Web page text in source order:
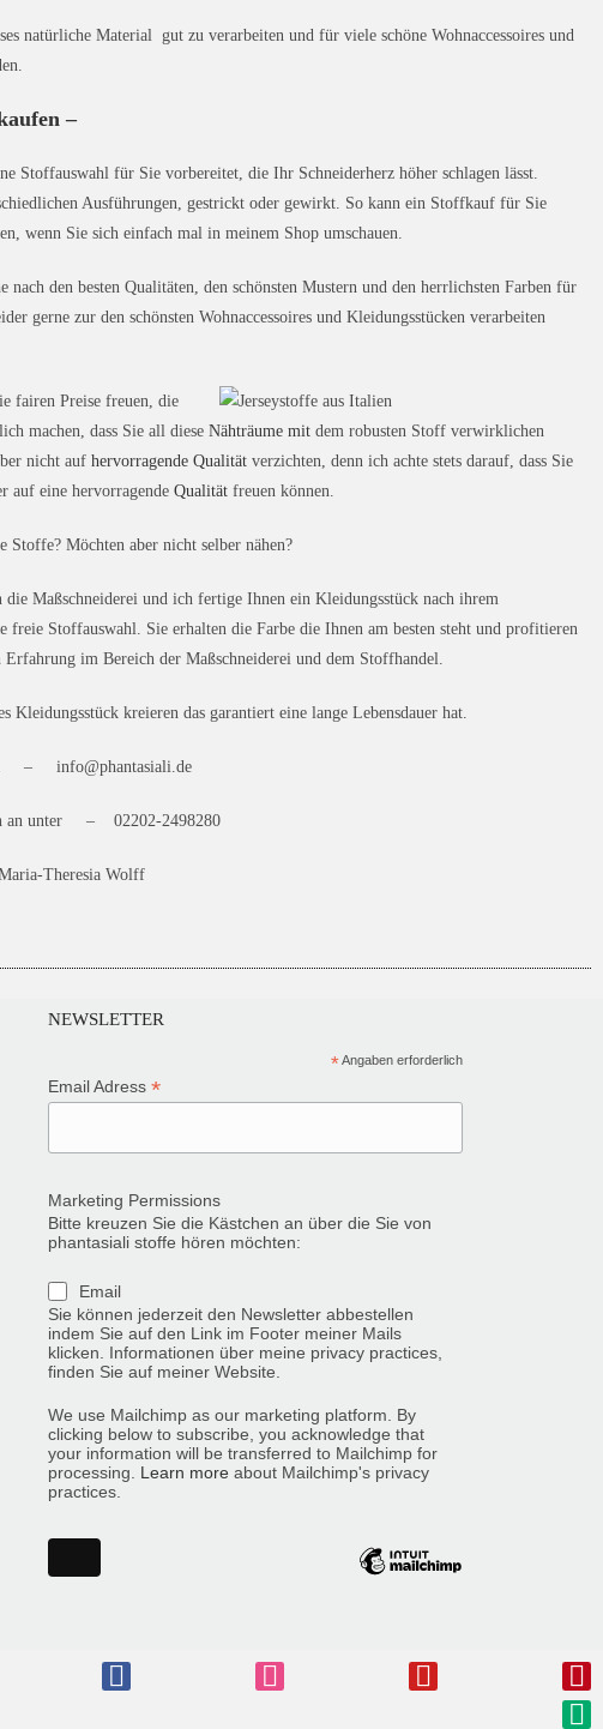
natürliche Material gut zu verarbeiten und für viele schöne Wohnaccessoires und
–
Stoffauswahl für Sie vorbereitet, die Ihr Schneiderherz höher schlagen lässt.
Ausführungen, gestrickt oder gewirkt. So kann ein Stoffkauf für Sie
wenn Sie sich einfach mal in meinem Shop umschauen.
nach den besten Qualitäten, den schönsten Mustern und den herrlichsten Farben für
gerne zur den schönsten Wohnaccessoires und Kleidungsstücken verarbeiten
fairen Preise freuen, die
machen, dass Sie all diese Nähträume mit dem robusten Stoff verwirklichen
nicht auf hervorragende Qualität verzichten, denn ich achte stets darauf, dass Sie
auf eine hervorragende Qualität freuen können.
Stoffe? Möchten aber nicht selber nähen?
Maßschneiderei und ich fertige Ihnen ein Kleidungsstück nach ihrem
freie Stoffauswahl. Sie erhalten die Farbe die Ihnen am besten steht und profitieren
im Bereich der Maßschneiderei und dem Stoffhandel.
Kleidungsstück kreieren das garantiert eine lange Lebensdauer hat.
– info@phantasiali.de
an unter – 02202-2498280
Theresia Wolff
NEWSLETTER
*Angaben erforderlich
Email Adress*
Marketing Permissions
Bitte kreuzen Sie die Kästchen an über die Sie von
phantasiali stoffe hören möchten:
Email
Sie können jederzeit den Newsletter abbestellen
indem Sie auf den Link im Footer meiner Mails
klicken. Informationen über meine privacy practices,
finden Sie auf meiner Website.
We use Mailchimp as our marketing platform. By
clicking below to subscribe, you acknowledge that
your information will be transferred to Mailchimp for
processing. Learn more about Mailchimp's privacy
practices.